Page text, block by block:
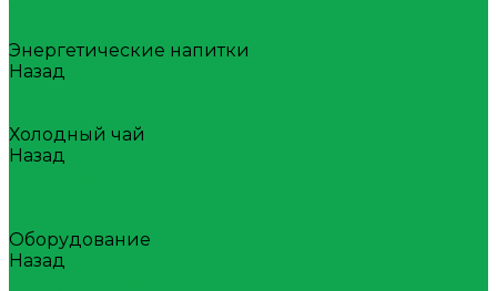
Энергетические напитки
Назад
Холодный чай
Назад
Оборудование
Назад